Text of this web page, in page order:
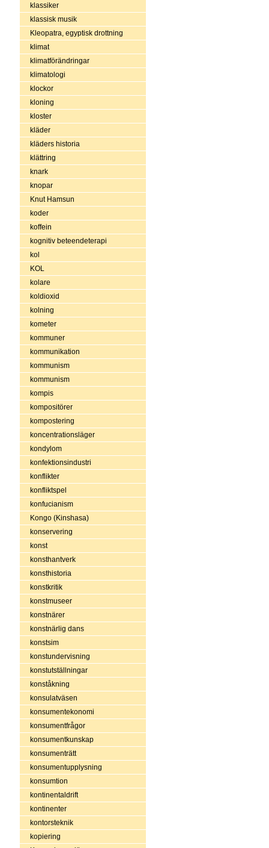
klassiker
klassisk musik
Kleopatra, egyptisk drottning
klimat
klimatförändringar
klimatologi
klockor
kloning
kloster
kläder
kläders historia
klättring
knark
knopar
Knut Hamsun
koder
koffein
kognitiv beteendeterapi
kol
KOL
kolare
koldioxid
kolning
kometer
kommuner
kommunikation
kommunism
kommunism
kompis
kompositörer
kompostering
koncentrationsläger
kondylom
konfektionsindustri
konflikter
konfliktspel
konfucianism
Kongo (Kinshasa)
konservering
konst
konsthantverk
konsthistoria
konstkritik
konstmuseer
konstnärer
konstnärlig dans
konstsim
konstundervisning
konstutställningar
konståkning
konsulatväsen
konsumentekonomi
konsumentfrågor
konsumentkunskap
konsumenträtt
konsumentupplysning
konsumtion
kontinentaldrift
kontinenter
kontorsteknik
kopiering